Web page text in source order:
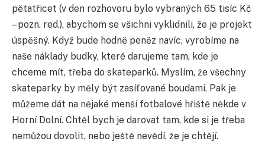
pětatřicet (v den rozhovoru bylo vybraných 65 tisíc Kč
– pozn. red.), abychom se všichni vyklidnili, že je projekt
úspěšný. Když bude hodně peněz navíc, vyrobíme na
naše náklady budky, které darujeme tam, kde je
chceme mít, třeba do skateparků. Myslím, že všechny
skateparky by měly být zasíťované boudami. Pak je
můžeme dát na nějaké menší fotbalové hřiště někde v
Horní Dolní. Chtěl bych je darovat tam, kde si je třeba
nemůžou dovolit, nebo ještě nevědí, že je chtějí.